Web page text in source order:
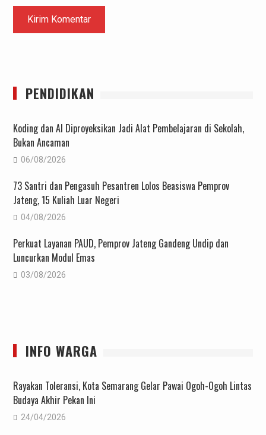
PENDIDIKAN
Koding dan AI Diproyeksikan Jadi Alat Pembelajaran di Sekolah,
Bukan Ancaman
06/08/2026
73 Santri dan Pengasuh Pesantren Lolos Beasiswa Pemprov
Jateng, 15 Kuliah Luar Negeri
04/08/2026
Perkuat Layanan PAUD, Pemprov Jateng Gandeng Undip dan
Luncurkan Modul Emas
03/08/2026
INFO WARGA
Rayakan Toleransi, Kota Semarang Gelar Pawai Ogoh-Ogoh Lintas
Budaya Akhir Pekan Ini
24/04/2026